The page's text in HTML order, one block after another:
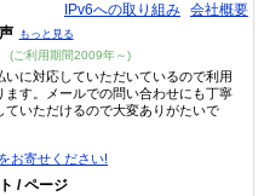
IPv6への取り組み 会社概要
もっと見る
(ご利用期間2009年～)
いに対応していただいているので利用
ます。メールでの問い合わせにも丁寧
ていただけるので大変ありがたいで
お寄せください!
/ ページ